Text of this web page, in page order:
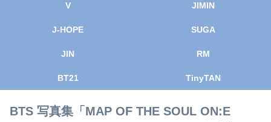
V JIMIN
J-HOPE SUGA
JIN RM
BT21 TinyTAN
BTS 写真集「MAP OF THE SOUL ON:E